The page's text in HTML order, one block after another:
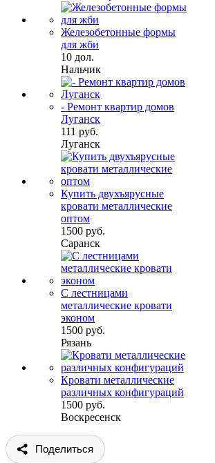
Железобетонные формы
для жби
10 дол.
Нальчик
- Ремонт квартир домов
Луганск
111 руб.
Луганск
Купить двухъярусные
кровати металлические
оптом
1500 руб.
Саранск
С лестницами
металлические кровати
эконом
1500 руб.
Рязань
Кровати металлические
различных конфигураций
1500 руб.
Воскресенск
Поделиться